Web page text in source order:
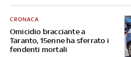
Omicidio bracciante a
Taranto, 15enne ha sferrato i
fendenti mortali
CRONACA